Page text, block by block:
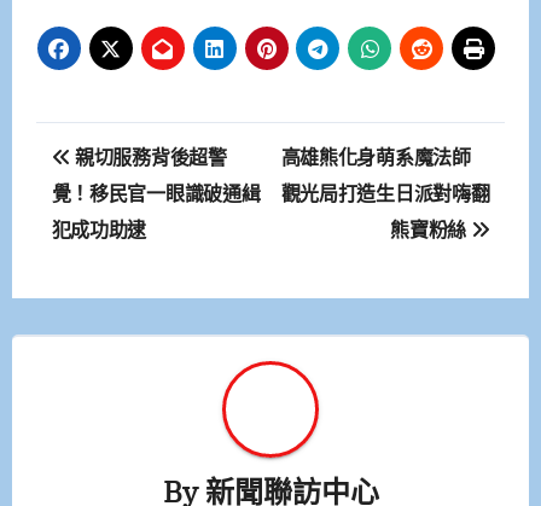
文
章
導
覽
親切服務背後超警
覺！移民官一眼識破通緝
犯成功助逮
高雄熊化身萌系魔法師
觀光局打造生日派對嗨翻
熊寶粉絲
By新聞聯訪中心